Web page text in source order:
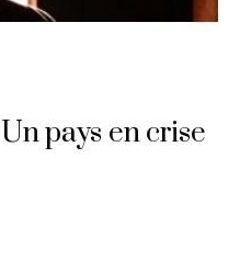
Un pays en crise